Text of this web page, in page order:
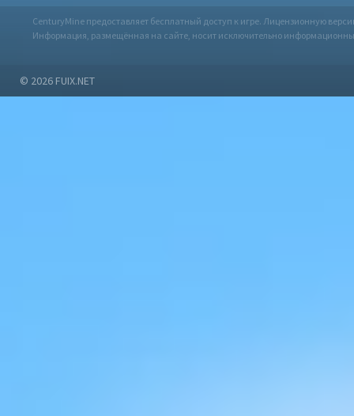
CenturyMine предоставляет бесплатный доступ к игре. Лицензионную
Информация, размещённая на сайте, носит исключительно
© 2026 FUIX.NET